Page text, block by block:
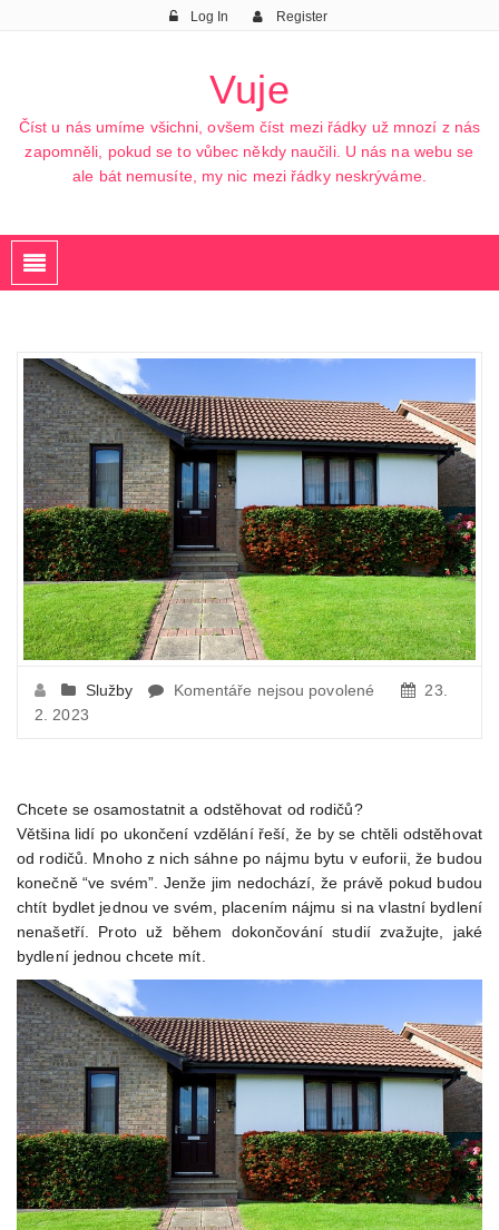
Log In Register
Vuje
Číst u nás umíme všichni, ovšem číst mezi řádky už mnozí z nás
zapomněli, pokud se to vůbec někdy naučili. U nás na webu se
ale bát nemusíte, my nic mezi řádky neskrýváme.
Služby Komentáře nejsou povolené
chcete
bydlet?
23.
2. 2023
Chcete se osamostatnit a odstěhovat od rodičů?
Většina lidí po ukončení vzdělání řeší, že by se chtěli odstěhovat
od rodičů. Mnoho z nich sáhne po nájmu bytu v euforii, že budou
konečně “ve svém”. Jenže jim nedochází, že právě pokud budou
chtít bydlet jednou ve svém, placením nájmu si na vlastní bydlení
nenašetří. Proto už během dokončování studií zvažujte, jaké
bydlení jednou chcete mít.